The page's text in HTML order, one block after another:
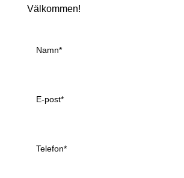
Välkommen!